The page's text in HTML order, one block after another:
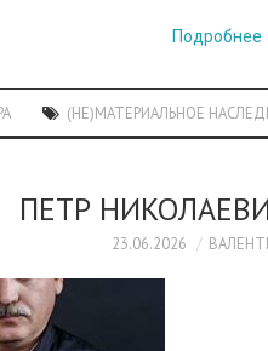
Подробнее
(НЕ)МАТЕРИАЛЬНОЕ
ПЕТР
23.06.2026